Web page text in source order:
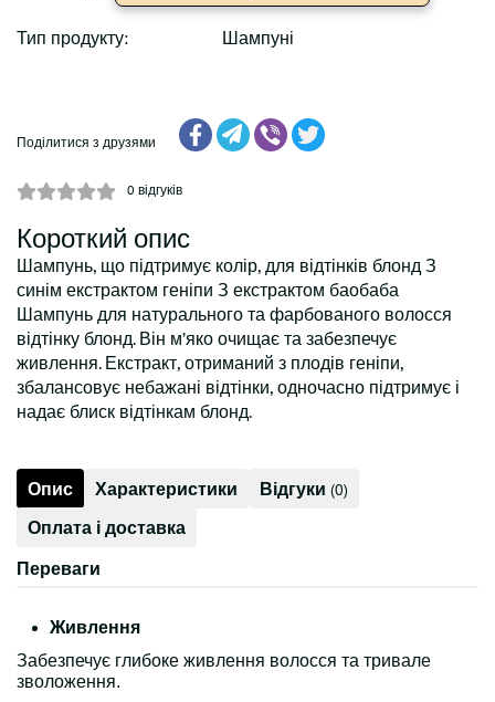
Тип продукту: Шампуні
Поділитися з друзями
0 відгуків
Короткий опис
Шампунь, що підтримує колір, для відтінків блонд З
синім екстрактом геніпи З екстрактом баобаба
Шампунь для натурального та фарбованого волосся
відтінку блонд. Він м’яко очищає та забезпечує
живлення. Екстракт, отриманий з плодів геніпи,
збалансовує небажані відтінки, одночасно підтримує і
надає блиск відтінкам блонд.
Опис Характеристики Відгуки (0)
Оплата і доставка
Переваги
Живлення
Забезпечує глибоке живлення волосся та тривале
зволоження.